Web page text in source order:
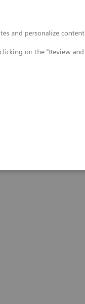
and personalize content
on the "Review and